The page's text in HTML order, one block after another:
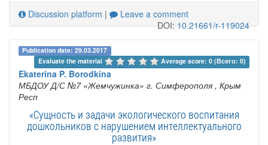
Discussion platform |
Leave a comment
DOI:10.21661/r-119024
Publication date: 29.03.2017
Evaluate the material
Average score: 0 (Всего: 0)
Ekaterina P. Borodkina
МБДОУ Д/С №7 «Жемчужинка» г. Симферополя , Крым
Респ
«Сущность и задачи экологического воспитания
дошкольников с нарушением интеллектуального
развития»